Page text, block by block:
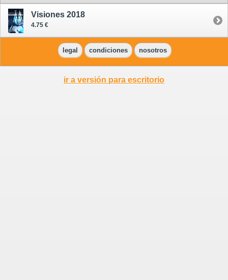
Visiones 2018
4.75 €
legal condiciones nosotros
ir a versión para escritorio